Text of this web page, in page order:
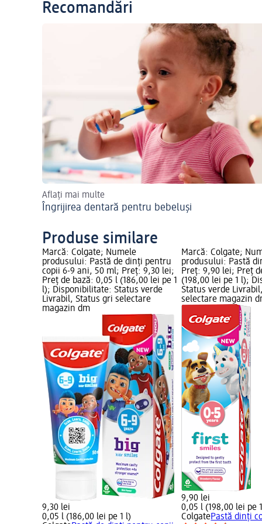
Recomandări
Aflați mai multe
Îngrijirea dentară pentru bebeluși
Produse similare
Marcă: Colgate; Numele
produsului: Pastă de dinți pentru
copii 6-9 ani, 50 ml; Preț: 9,30 lei;
Preț de bază: 0,05 l (186,00 lei pe 1
l); Disponibilitate: Status verde
Livrabil, Status gri selectare
magazin dm
9,30 lei
0,05 l (186,00 lei pe 1 l)
Marcă: Colgate;
produsului: Pastă
Preț: 9,90 lei; Preț
(198,00 lei pe 1 l);
Status verde
selectare magazin
9,90 lei
0,05 l (198,00 lei pe
ColgatePastă dinți